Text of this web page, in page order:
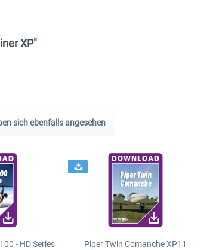
XP"
sich ebenfalls angesehen
- HD Series
Piper Twin Comanche XP11